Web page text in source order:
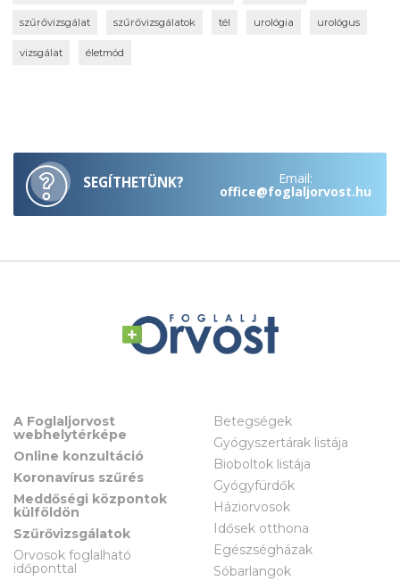
szűrővizsgálat szűrővizsgálatok tél urológia urológus
vizsgálat életmód
SEGÍTHETÜNK? Email:
office@foglaljorvost.hu
A Foglaljorvost
webhelytérképe
Online konzultáció
Koronavírus szűrés
Meddőségi központok
külföldön
Szűrővizsgálatok
Orvosok foglalható
időponttal
Betegségek
Gyógyszertárak listája
Bioboltok listája
Gyógyfürdők
Háziorvosok
Idősek otthona
Egészségházak
Sóbarlangok